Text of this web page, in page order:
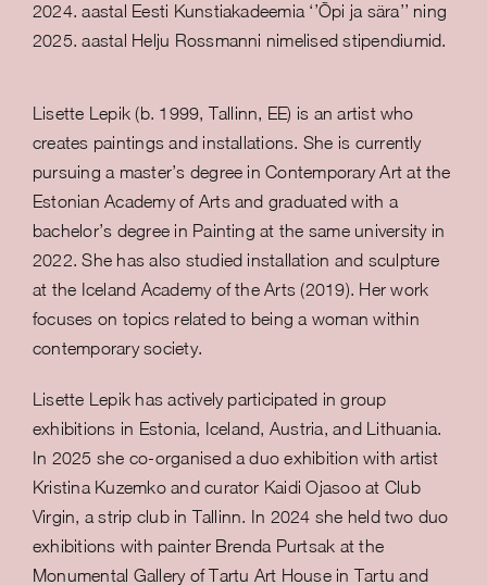
2024. aastal Eesti Kunstiakadeemia ‘’Õpi ja sära’’ ning
2025. aastal Helju Rossmanni nimelised stipendiumid.
Lisette Lepik (b. 1999, Tallinn, EE) is an artist who
creates paintings and installations. She is currently
pursuing a master’s degree in Contemporary Art at the
Estonian Academy of Arts and graduated with a
bachelor’s degree in Painting at the same university in
2022. She has also studied installation and sculpture
at the Iceland Academy of the Arts (2019). Her work
focuses on topics related to being a woman within
contemporary society.
Lisette Lepik has actively participated in group
exhibitions in Estonia, Iceland, Austria, and Lithuania.
In 2025 she co-organised a duo exhibition with artist
Kristina Kuzemko and curator Kaidi Ojasoo at Club
Virgin, a strip club in Tallinn. In 2024 she held two duo
exhibitions with painter Brenda Purtsak at the
Monumental Gallery of Tartu Art House in Tartu and